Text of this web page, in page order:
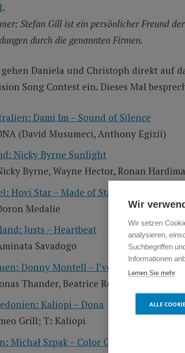
.
Stefan Gill ist ein persönlicher Freund
durch die genannten Firmen.
Daniela und Christoph direkt auf
Song Contest ein. Dieses Mal
Dami Im – Sound of Silence
(David Musumeci, Anthony Egizii)
Nicky Byrne Sunlight
Byrne, Wayne Hector, Ronan
Hovi Star – Made of Stars
Medalie
Justs – Heartbeat
Savadogo
Donny Montell – I’ve Been Waiting
Thander, Beatrice Robertsson
Kaliopi – Dona
Grill; T: Kaliopi
Michał Szpak – Color Of Your Life
Wir
Wir setzen
analysieren,
Suchbegriffen
Informationen
Lernen Sie mehr
ALLE